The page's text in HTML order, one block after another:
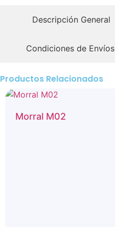
Descripción General
Condiciones de Envíos
Productos Relacionados
Morral M02